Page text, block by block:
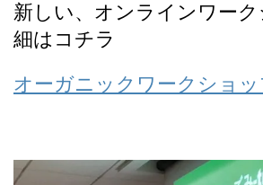
新しい、オンラインワー
細はコチラ
オーガニックワークショ